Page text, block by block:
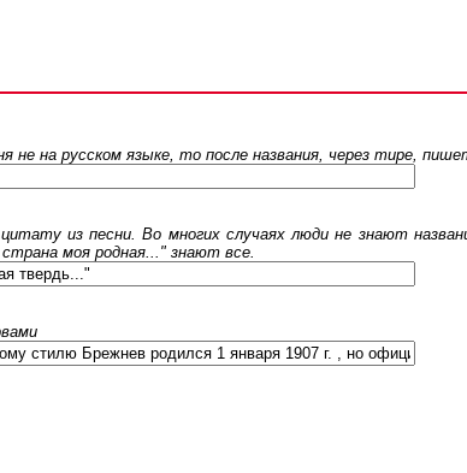
не на русском языке, то после названия, через тире,
из песни. Во многих случаях люди не знают
моя родная..." знают все.